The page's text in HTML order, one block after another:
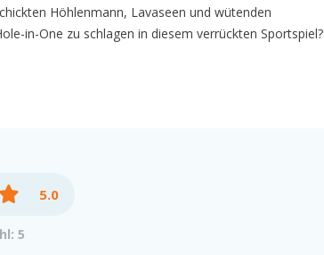
Höhlenmann, Lavaseen und wütenden
in-One zu schlagen in diesem verrückten Sportspiel?
5.0
5